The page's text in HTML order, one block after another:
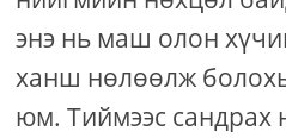
энэ нь маш олон
ханш нөлөөлж
юм. Тиймээс сандрах